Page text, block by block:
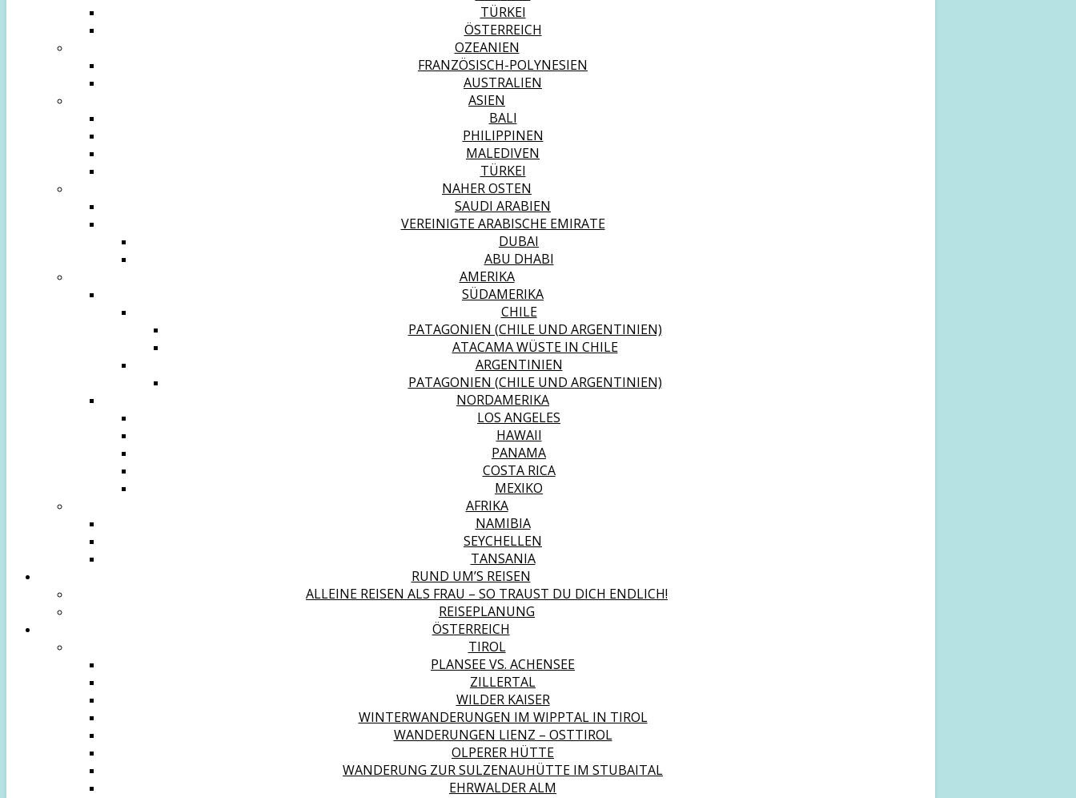
TÜRKEI
ÖSTERREICH
OZEANIEN
FRANZÖSISCH-POLYNESIEN
AUSTRALIEN
ASIEN
BALI
PHILIPPINEN
MALEDIVEN
TÜRKEI
NAHER OSTEN
SAUDI ARABIEN
VEREINIGTE ARABISCHE EMIRATE
DUBAI
ABU DHABI
AMERIKA
SÜDAMERIKA
CHILE
PATAGONIEN (CHILE UND ARGENTINIEN)
ATACAMA WÜSTE IN CHILE
ARGENTINIEN
PATAGONIEN (CHILE UND ARGENTINIEN)
NORDAMERIKA
LOS ANGELES
HAWAII
PANAMA
COSTA RICA
MEXIKO
AFRIKA
NAMIBIA
SEYCHELLEN
TANSANIA
RUND UM’S REISEN
ALLEINE REISEN ALS FRAU – SO TRAUST DU DICH ENDLICH!
REISEPLANUNG
ÖSTERREICH
TIROL
PLANSEE VS. ACHENSEE
ZILLERTAL
WILDER KAISER
WINTERWANDERUNGEN IM WIPPTAL IN TIROL
WANDERUNGEN LIENZ – OSTTIROL
OLPERER HÜTTE
WANDERUNG ZUR SULZENAUHÜTTE IM STUBAITAL
EHRWALDER ALM